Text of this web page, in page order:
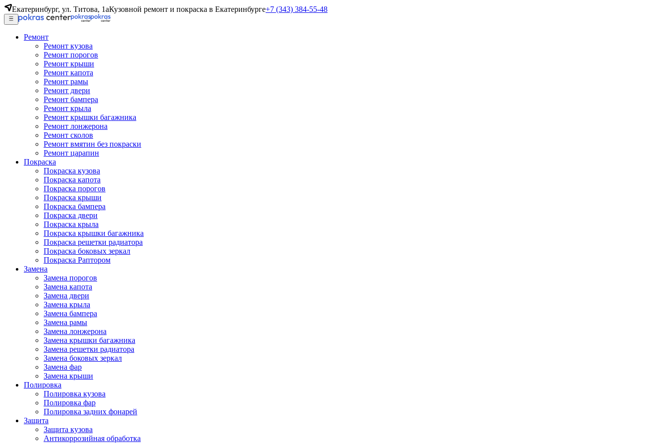
Екатеринбург, ул. Титова, 1аКузовной ремонт и покраска в Екатеринбурге+7 (343) 384-55-48
Ремонт
Ремонт кузова
Ремонт порогов
Ремонт крыши
Ремонт капота
Ремонт рамы
Ремонт двери
Ремонт бампера
Ремонт крыла
Ремонт крышки багажника
Ремонт лонжерона
Ремонт сколов
Ремонт вмятин без покраски
Ремонт царапин
Покраска
Покраска кузова
Покраска капота
Покраска порогов
Покраска крыши
Покраска бампера
Покраска двери
Покраска крыла
Покраска крышки багажника
Покраска решетки радиатора
Покраска боковых зеркал
Покраска Раптором
Замена
Замена порогов
Замена капота
Замена двери
Замена крыла
Замена бампера
Замена рамы
Замена лонжерона
Замена крышки багажника
Замена решетки радиатора
Замена боковых зеркал
Замена фар
Замена крыши
Полировка
Полировка кузова
Полировка фар
Полировка задних фонарей
Защита
Защита кузова
Антикоррозийная обработка